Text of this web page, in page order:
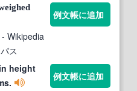
- Wikipedia
ス
例文帳に追加
height
例文帳に追加